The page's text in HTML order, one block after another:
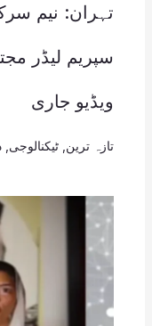
تہران: نیم
سپریم لیڈر
ویڈیو جاری
تازہ ترین ٹیکنالوجی